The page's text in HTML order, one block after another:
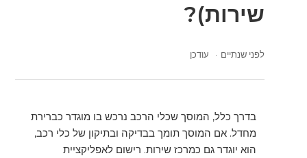
שירות)?
לפני שנתיים עודכן
בדרך כלל, המוסך שכלי הרכב נרכש בו מוגדר כברירת
מחדל. אם המוסך תומך בבדיקה ובתיקון של כלי רכב,
הוא יוגדר גם כמרכז שירות. רישום לאפליקציית